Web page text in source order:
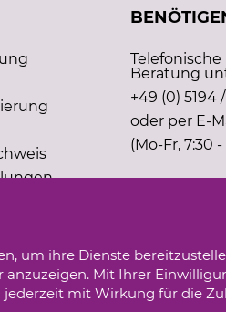
Beratung
+49 (0) 5194
oder per E-
(Mo-Fr, 7:30
um ihre Dienste
anzuzeigen. Mit Ihrer
jederzeit mit Wirkung für die